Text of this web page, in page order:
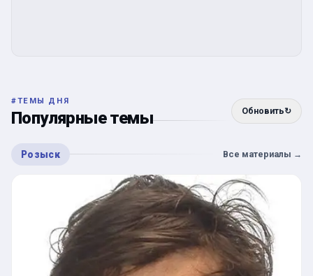
#ТЕМЫ ДНЯ
Популярные темы Обновить↻
Розыск Все материалы →